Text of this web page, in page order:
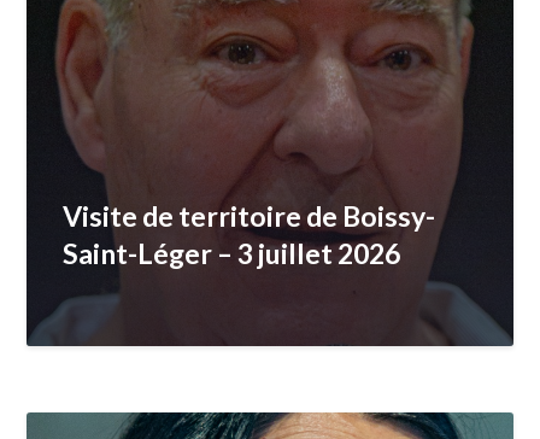
Visite de territoire de Boissy-
Saint-Léger – 3 juillet 2026